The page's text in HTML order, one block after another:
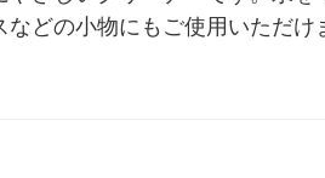
どの小物にもご使用いただけ